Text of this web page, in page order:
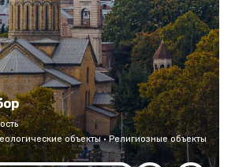
объекты · Религиозные объекты